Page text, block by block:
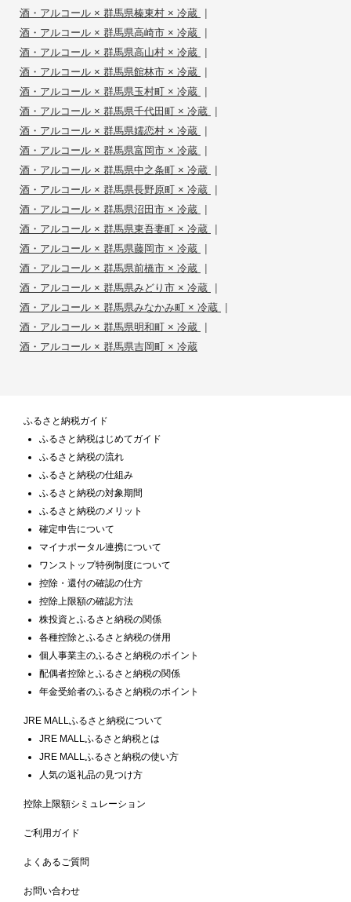
酒・アルコール × 群馬県榛東村 × 冷蔵 |
酒・アルコール × 群馬県高崎市 × 冷蔵 |
酒・アルコール × 群馬県高山村 × 冷蔵 |
酒・アルコール × 群馬県館林市 × 冷蔵 |
酒・アルコール × 群馬県玉村町 × 冷蔵 |
酒・アルコール × 群馬県千代田町 × 冷蔵 |
酒・アルコール × 群馬県嬬恋村 × 冷蔵 |
酒・アルコール × 群馬県富岡市 × 冷蔵 |
酒・アルコール × 群馬県中之条町 × 冷蔵 |
酒・アルコール × 群馬県長野原町 × 冷蔵 |
酒・アルコール × 群馬県沼田市 × 冷蔵 |
酒・アルコール × 群馬県東吾妻町 × 冷蔵 |
酒・アルコール × 群馬県藤岡市 × 冷蔵 |
酒・アルコール × 群馬県前橋市 × 冷蔵 |
酒・アルコール × 群馬県みどり市 × 冷蔵 |
酒・アルコール × 群馬県みなかみ町 × 冷蔵 |
酒・アルコール × 群馬県明和町 × 冷蔵 |
酒・アルコール × 群馬県吉岡町 × 冷蔵
ふるさと納税ガイド
ふるさと納税はじめてガイド
ふるさと納税の流れ
ふるさと納税の仕組み
ふるさと納税の対象期間
ふるさと納税のメリット
確定申告について
マイナポータル連携について
ワンストップ特例制度について
控除・還付の確認の仕方
控除上限額の確認方法
株投資とふるさと納税の関係
各種控除とふるさと納税の併用
個人事業主のふるさと納税のポイント
配偶者控除とふるさと納税の関係
年金受給者のふるさと納税のポイント
JRE MALLふるさと納税について
JRE MALLふるさと納税とは
JRE MALLふるさと納税の使い方
人気の返礼品の見つけ方
控除上限額シミュレーション
ご利用ガイド
よくあるご質問
お問い合わせ